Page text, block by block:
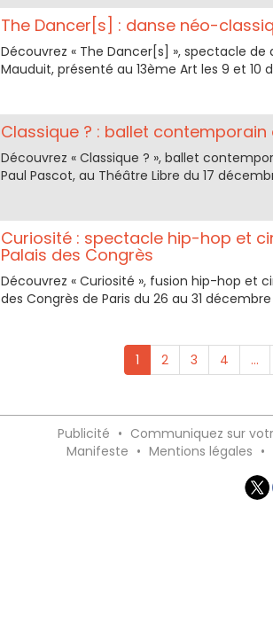
The Dancer[s] : danse néo-
Découvrez « The Dancer[s] », spectacle
Mauduit, présenté au 13ème Art les 9 et
Classique ? : ballet contemporain
Découvrez « Classique ? », ballet
Paul Pascot, au Théâtre Libre du 17
Curiosité : spectacle hip-hop et
Palais des Congrès
Découvrez « Curiosité », fusion hip-hop et
des Congrès de Paris du 26 au 31 décembre
1 2 3 4 ...
Publicité • Communiquez sur
Manifeste • Mentions légales •